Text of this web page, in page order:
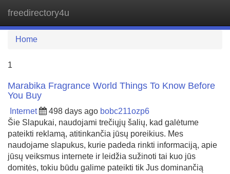
freedirectory4u
Home
1
Marabika Fragrance World Things To Know Before
You Buy
Internet 498 days ago bobc211ozp6
Šie Slapukai, naudojami trečiųjų šalių, kad galėtume
pateikti reklamą, atitinkančia jūsų poreikius. Mes
naudojame slapukus, kurie padeda rinkti informaciją, apie
jūsų veiksmus internete ir leidžia sužinoti tai kuo jūs
domitės, tokiu būdu galime pateikti tik Jus dominančią